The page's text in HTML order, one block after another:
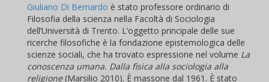
Giuliano Di Bernardo è stato professore ordinario di
Filosofia della scienza nella Facoltà di Sociologia
dell’Università di Trento. L’oggetto principale delle sue
ricerche filosofiche è la fondazione epistemologica delle
scienze sociali, che ha trovato espressione nel volume La
conoscenza umana. Dalla fisica alla sociologia alla
religione(Marsilio 2010). È massone dal 1961. È stato